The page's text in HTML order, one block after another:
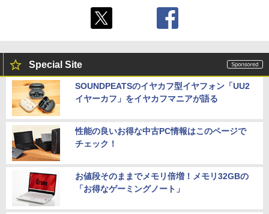
Special Site
SOUNDPEATSのイヤカフ型イヤフォン「UU2
イヤーカフ」をイヤカフマニアが語る
性能の良いお得な中古PC情報はこのページで
チェック！
お値段そのままでメモリ倍増！メモリ32GBの
「お得なゲーミングノート」